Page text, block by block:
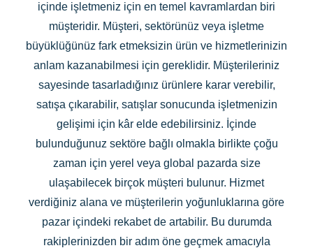
içinde işletmeniz için en temel kavramlardan biri
müşteridir. Müşteri, sektörünüz veya işletme
büyüklüğünüz fark etmeksizin ürün ve hizmetlerinizin
anlam kazanabilmesi için gereklidir. Müşterileriniz
sayesinde tasarladığınız ürünlere karar verebilir,
satışa çıkarabilir, satışlar sonucunda işletmenizin
gelişimi için kâr elde edebilirsiniz. İçinde
bulunduğunuz sektöre bağlı olmakla birlikte çoğu
zaman için yerel veya global pazarda size
ulaşabilecek birçok müşteri bulunur. Hizmet
verdiğiniz alana ve müşterilerin yoğunluklarına göre
pazar içindeki rekabet de artabilir. Bu durumda
rakiplerinizden bir adım öne geçmek amacıyla